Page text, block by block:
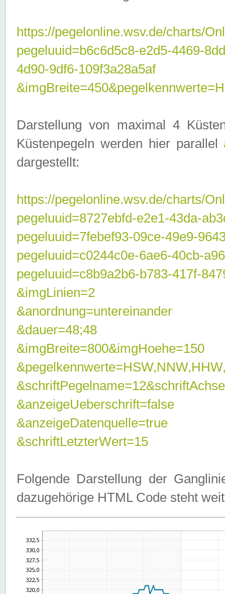
https://pegelonline.wsv.de/charts/
pegeluuid=b6c6d5c8-e2d5-4469-
4d90-9df6-109f3a28a5af
Darstellung von maximal 4
Küstenpegeln werden hier parallel
dargestellt:
https://pegelonline.wsv.de/charts/
pegeluuid=8727ebfd-e2e1-43da-
pegeluuid=7febef93-09ce-49e9-
pegeluuid=c0244c0e-6ae6-40cb-
pegeluuid=c8b9a2b6-b783-417f-
&imgLinien=2
&anordnung=untereinander
&dauer=48;48
&imgBreite=800&imgHoehe=150
&anzeigeUeberschrift=false
&anzeigeDatenquelle=true
&schriftLetzterWert=15
Folgende Darstellung der
dazugehörige HTML Code steht